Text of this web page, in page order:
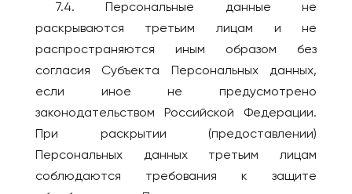
7.4. Персональные данные не
раскрываются третьим лицам и не
распространяются иным образом без
согласия Субъекта Персональных данных,
если иное не предусмотрено
законодательством Российской Федерации.
При раскрытии (предоставлении)
Персональных данных третьим лицам
соблюдаются требования к защите